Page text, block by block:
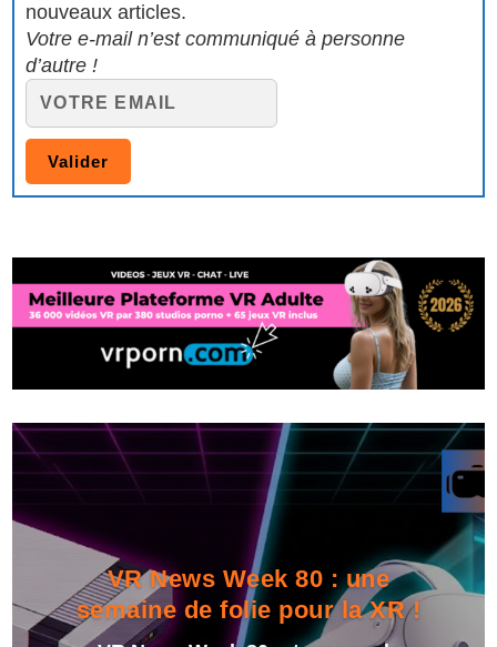
nouveaux articles.
Votre e-mail n’est communiqué à personne
d’autre !
VR News Week 80 : une
semaine de folie pour la XR !